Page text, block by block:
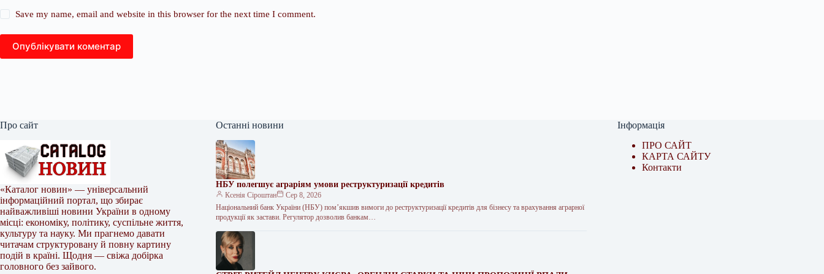
Save my name, email and website in this browser for the next time I comment.
Опублікувати коментар
Про сайт
«Каталог новин» — універсальний
інформаційний портал, що збирає
найважливіші новини України в одному
місці: економіку, політику, суспільне життя,
культуру та науку. Ми прагнемо давати
читачам структуровану й повну картину
подій в країні. Щодня — свіжа добірка
головного без зайвого.
Останні новини
НБУ полегшує аграріям умови реструктуризації кредитів
Ксенія Сіроштан
Сер 8, 2026
Національний банк України (НБУ) пом’якшив вимоги до реструктуризації кредитів для бізнесу та врахування аграрної
продукції як застави. Регулятор дозволив банкам…
Інформація
ПРО САЙТ
КАРТА САЙТУ
Контакти